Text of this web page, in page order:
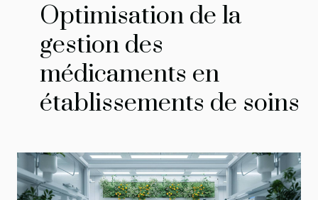
Optimisation de la
gestion des
médicaments en
établissements de soins